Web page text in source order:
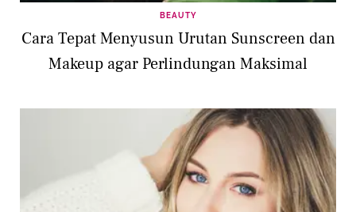
BEAUTY
Cara Tepat Menyusun Urutan Sunscreen dan
Makeup agar Perlindungan Maksimal